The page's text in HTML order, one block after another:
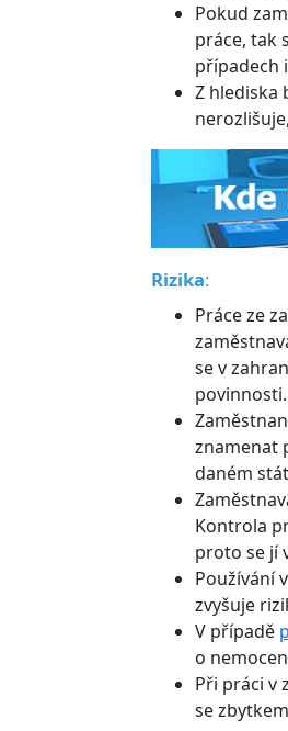
Pokud
práce, tak
případech
Z hlediska
Rizika:
Práce ze
se v
povinnosti.
znamenat
daném
Kontrola
proto se jí
Používání
zvyšuje
V případě
o
Při práci v
se